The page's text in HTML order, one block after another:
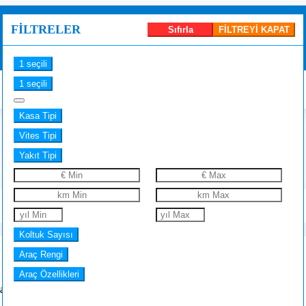
Satılık Araba İlanları ve Fiyatları
FİLTREYİ GÖSTER
FILTRELER Sıfırla FİLTREYİ KAPAT
1 seçili
1 seçili
Kasa Tipi
Vites Tipi
Yakıt Tipi
Koltuk Sayısı
Araç Rengi
Araç Özellikleri
Otomatik Vites